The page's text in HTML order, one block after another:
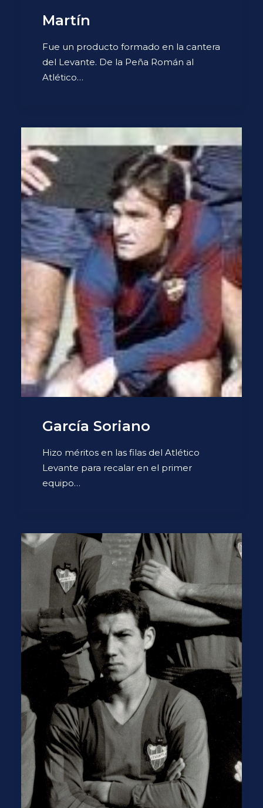
Martín
Fue un producto formado en la cantera
del Levante. De la Peña Román al
Atlético…
García Soriano
Hizo méritos en las filas del Atlético
Levante para recalar en el primer
equipo…